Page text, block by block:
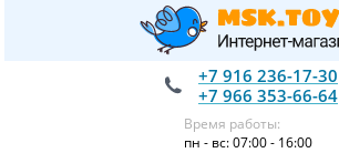
+7 916 236-17-30
+7 966 353-66-64
Время работы:
пн - вс: 07:00 - 16:00